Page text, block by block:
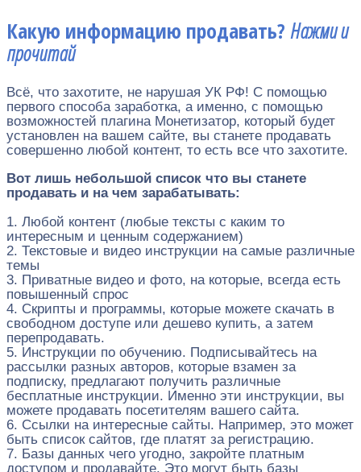
Какую информацию продавать? Нажми и
прочитай
Всё, что захотите, не нарушая УК РФ! С помощью
первого способа заработка, а именно, с помощью
возможностей плагина Монетизатор, который будет
установлен на вашем сайте, вы станете продавать
совершенно любой контент, то есть все что захотите.
Вот лишь небольшой список что вы станете
продавать и на чем зарабатывать:
1. Любой контент (любые тексты с каким то
интересным и ценным содержанием)
2. Текстовые и видео инструкции на самые различные
темы
3. Приватные видео и фото, на которые, всегда есть
повышенный спрос
4. Скрипты и программы, которые можете скачать в
свободном доступе или дешево купить, а затем
перепродавать.
5. Инструкции по обучению. Подписывайтесь на
рассылки разных авторов, которые взамен за
подписку, предлагают получить различные
бесплатные инструкции. Именно эти инструкции, вы
можете продавать посетителям вашего сайта.
6. Ссылки на интересные сайты. Например, это может
быть список сайтов, где платят за регистрацию.
7. Базы данных чего угодно, закройте платным
доступом и продавайте. Это могут быть базы